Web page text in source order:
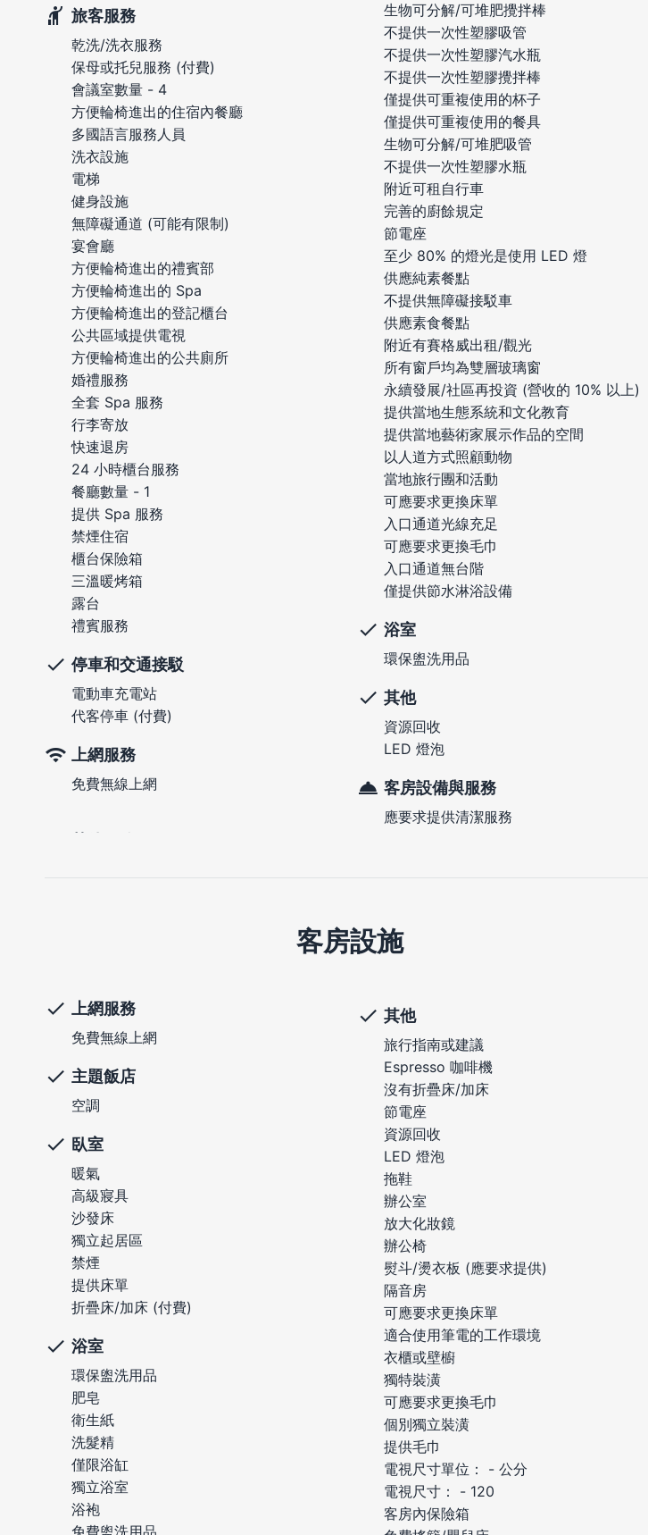
旅客服務
乾洗/洗衣服務
保母或托兒服務 (付費)
會議室數量 - 4
方便輪椅進出的住宿內餐廳
多國語言服務人員
洗衣設施
電梯
健身設施
無障礙通道 (可能有限制)
宴會廳
方便輪椅進出的禮賓部
方便輪椅進出的 Spa
方便輪椅進出的登記櫃台
公共區域提供電視
方便輪椅進出的公共廁所
婚禮服務
全套 Spa 服務
行李寄放
快速退房
24 小時櫃台服務
餐廳數量 - 1
提供 Spa 服務
禁煙住宿
櫃台保險箱
三溫暖烤箱
露台
禮賓服務
停車和交通接駁
電動車充電站
代客停車 (付費)
上網服務
免費無線上網
生物可分解/可堆肥攪拌棒
不提供一次性塑膠吸管
不提供一次性塑膠汽水瓶
不提供一次性塑膠攪拌棒
僅提供可重複使用的杯子
僅提供可重複使用的餐具
生物可分解/可堆肥吸管
不提供一次性塑膠水瓶
附近可租自行車
完善的廚餘規定
節電座
至少 80% 的燈光是使用 LED 燈
供應純素餐點
不提供無障礙接駁車
供應素食餐點
附近有賽格威出租/觀光
所有窗戶均為雙層玻璃窗
永續發展/社區再投資 (營收的 10% 以上)
提供當地生態系統和文化教育
提供當地藝術家展示作品的空間
以人道方式照顧動物
當地旅行團和活動
可應要求更換床單
入口通道光線充足
可應要求更換毛巾
入口通道無台階
僅提供節水淋浴設備
浴室
環保盥洗用品
其他
資源回收
LED 燈泡
客房設備與服務
應要求提供清潔服務
客房設施
上網服務
免費無線上網
主題飯店
空調
臥室
暖氣
高級寢具
沙發床
獨立起居區
禁煙
提供床單
折疊床/加床 (付費)
浴室
環保盥洗用品
肥皂
衛生紙
洗髮精
僅限浴缸
獨立浴室
浴袍
其他
旅行指南或建議
Espresso 咖啡機
沒有折疊床/加床
節電座
資源回收
LED 燈泡
拖鞋
辦公室
放大化妝鏡
辦公椅
熨斗/燙衣板 (應要求提供)
隔音房
可應要求更換床單
適合使用筆電的工作環境
衣櫃或壁櫥
獨特裝潢
可應要求更換毛巾
個別獨立裝潢
提供毛巾
電視尺寸單位： - 公分
電視尺寸： - 120
客房內保險箱